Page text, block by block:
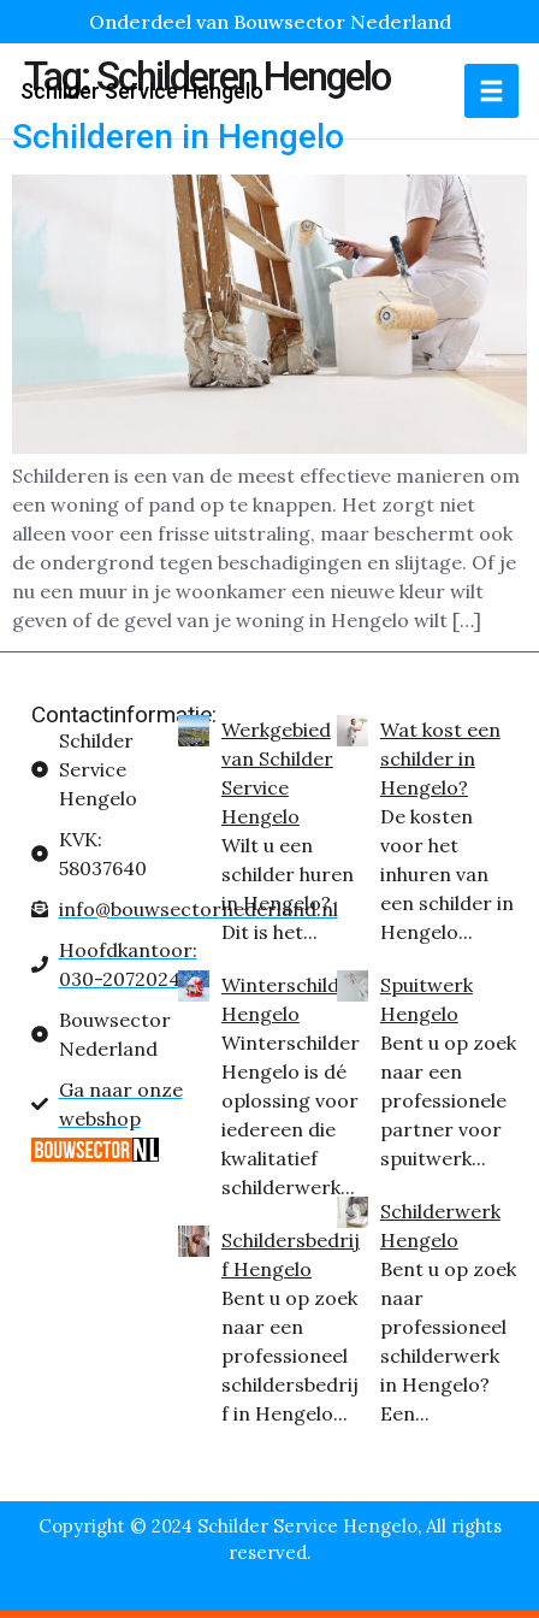
Onderdeel van Bouwsector Nederland
Schilder Service Hengelo
Tag:Schilderen Hengelo
Schilderen in Hengelo
Schilderen is een van de meest effectieve manieren om
een woning of pand op te knappen. Het zorgt niet
alleen voor een frisse uitstraling, maar beschermt ook
de ondergrond tegen beschadigingen en slijtage. Of je
nu een muur in je woonkamer een nieuwe kleur wilt
geven of de gevel van je woning in Hengelo wilt […]
Contactinformatie:
Schilder
Service
Hengelo
KVK:
58037640
info@bouwsectornederland.nl
Hoofdkantoor:
030-2072024
Bouwsector
Nederland
Ga naar onze
webshop
Werkgebied
van Schilder
Service
Hengelo
Wilt u een
schilder huren
in Hengelo?
Dit is het...
Winterschilder
Hengelo
Winterschilder
Hengelo is dé
oplossing voor
iedereen die
kwalitatief
schilderwerk...
Schildersbedrij
f Hengelo
Bent u op zoek
naar een
professioneel
schildersbedrij
f in Hengelo...
Wat kost een
schilder in
Hengelo?
De kosten
voor het
inhuren van
een schilder in
Hengelo...
Spuitwerk
Hengelo
Bent u op zoek
naar een
professionele
partner voor
spuitwerk...
Schilderwerk
Hengelo
Bent u op zoek
naar
professioneel
schilderwerk
in Hengelo?
Een...
Copyright © 2024 Schilder Service Hengelo, All rights
reserved.